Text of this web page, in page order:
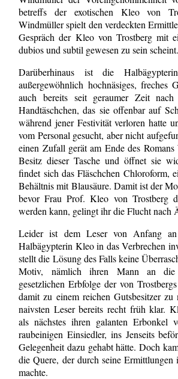
betreffs der exotischen Kleo von
Windmüller spielt den verdeckten
Gespräch der Kleo von Trostberg mit
dubios und subtil gewesen zu sein scheint.
Darüberhinaus ist die
außergewöhnlich hochnäsiges, freches
auch bereits seit geraumer Zeit nach
Handtäschchen, das sie offenbar auf
während jener Festivität verloren hatte
vom Personal gesucht, aber nicht
einen Zufall gerät am Ende des
Besitz dieser Tasche und öffnet sie
findet sich das Fläschchen Chloroform,
Behältnis mit Blausäure. Damit ist der
bevor Frau Prof. Kleo von Trostberg
werden kann, gelingt ihr die Flucht nach
Leider ist dem Leser von Anfang
Halbägypterin Kleo in das Verbrechen
stellt die Lösung des Falls keine
Motiv, nämlich ihren Mann an
gesetzlichen Erbfolge der von
damit zu einem reichen Gutsbesitzer
naivsten Leser bereits recht früh klar.
als nächstes ihren galanten Erbonkel
raubeinigen Einsiedler, ins Jenseits
Gelegenheit dazu gehabt hätte. Doch
die Quere, der durch seine Ermittlungen
machte.